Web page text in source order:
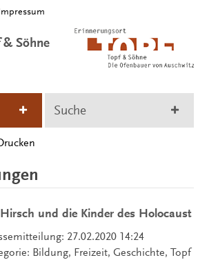
Söhne
Suche
und die Kinder des Holocaust
27.02.2020 14:24
Bildung, Freizeit, Geschichte, Topf